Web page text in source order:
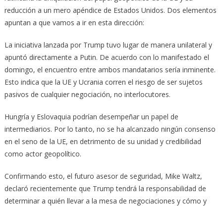
reducción a un mero apéndice de Estados Unidos. Dos elementos
apuntan a que vamos a ir en esta dirección:
La iniciativa lanzada por Trump tuvo lugar de manera unilateral y
apuntó directamente a Putin. De acuerdo con lo manifestado el
domingo, el encuentro entre ambos mandatarios sería inminente.
Esto indica que la UE y Ucrania corren el riesgo de ser sujetos
pasivos de cualquier negociación, no interlocutores.
Hungría y Eslovaquia podrían desempeñar un papel de
intermediarios. Por lo tanto, no se ha alcanzado ningún consenso
en el seno de la UE, en detrimento de su unidad y credibilidad
como actor geopolítico.
Confirmando esto, el futuro asesor de seguridad, Mike Waltz,
declaró recientemente que Trump tendrá la responsabilidad de
determinar a quién llevar a la mesa de negociaciones y cómo y